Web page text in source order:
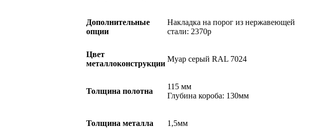
Дополнительные
опции
Накладка на порог из нержавеющей
стали: 2370р
Цвет
металлоконструкции
Муар серый RAL 7024
Толщина полотна
115 мм
Глубина короба: 130мм
Толщина металла 1,5мм